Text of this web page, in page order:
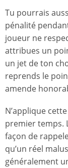
Tu pourrais
pénalité
joueur ne
attribues un
un jet de ton
reprends le
amende
N’applique
premier temps.
façon de
qu’un réel
généralement